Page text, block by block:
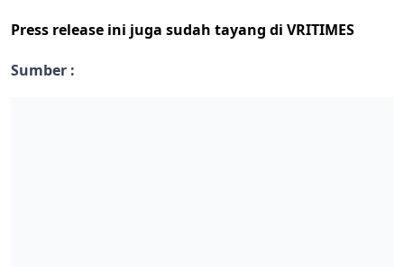
Press release ini juga sudah tayang di VRITIMES
Sumber :